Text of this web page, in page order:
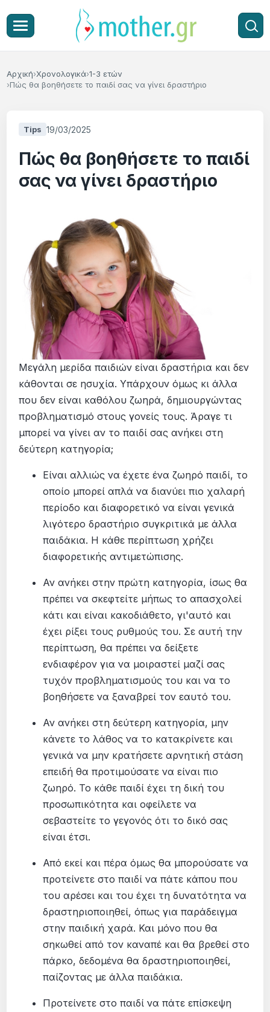
Αρχική Χρονολογικά 1-3 ετών
Πώς θα βοηθήσετε το παιδί σας να γίνει δραστήριο
Tips 19/03/2025
Πώς θα βοηθήσετε το παιδί
σας να γίνει δραστήριο
Μεγάλη μερίδα παιδιών είναι δραστήρια και δεν
κάθονται σε ησυχία. Υπάρχουν όμως κι άλλα
που δεν είναι καθόλου ζωηρά, δημιουργώντας
προβληματισμό στους γονείς τους. Άραγε τι
μπορεί να γίνει αν το παιδί σας ανήκει στη
δεύτερη κατηγορία;
Είναι αλλιώς να έχετε ένα ζωηρό παιδί, το
οποίο μπορεί απλά να διανύει πιο χαλαρή
περίοδο και διαφορετικό να είναι γενικά
λιγότερο δραστήριο συγκριτικά με άλλα
παιδάκια. Η κάθε περίπτωση χρήζει
διαφορετικής αντιμετώπισης.
Αν ανήκει στην πρώτη κατηγορία, ίσως θα
πρέπει να σκεφτείτε μήπως το απασχολεί
κάτι και είναι κακοδιάθετο, γι'αυτό και
έχει ρίξει τους ρυθμούς του. Σε αυτή την
περίπτωση, θα πρέπει να δείξετε
ενδιαφέρον για να μοιραστεί μαζί σας
τυχόν προβληματισμούς του και να το
βοηθήσετε να ξαναβρεί τον εαυτό του.
Αν ανήκει στη δεύτερη κατηγορία, μην
κάνετε το λάθος να το κατακρίνετε και
γενικά να μην κρατήσετε αρνητική στάση
επειδή θα προτιμούσατε να είναι πιο
ζωηρό. Το κάθε παιδί έχει τη δική του
προσωπικότητα και οφείλετε να
σεβαστείτε το γεγονός ότι το δικό σας
είναι έτσι.
Από εκεί και πέρα όμως θα μπορούσατε να
προτείνετε στο παιδί να πάτε κάπου που
του αρέσει και του έχει τη δυνατότητα να
δραστηριοποιηθεί, όπως για παράδειγμα
στην παιδική χαρά. Και μόνο που θα
σηκωθεί από τον καναπέ και θα βρεθεί στο
πάρκο, δεδομένα θα δραστηριοποιηθεί,
παίζοντας με άλλα παιδάκια.
Προτείνετε στο παιδί να πάτε επίσκεψη